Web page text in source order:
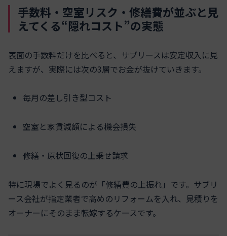
手数料・空室リスク・修繕費が並ぶと見
えてくる“隠れコスト”の実態
表面の手数料だけを比べると、サブリースは安定収入に見
えますが、実際には次の3層でお金が抜けていきます。
毎月の差し引き型コスト
空室と家賃減額による機会損失
修繕・原状回復の上乗せ請求
特に現場でよく見るのが「修繕費の上振れ」です。サブリ
ース会社が指定業者で高めのリフォームを入れ、見積りを
オーナーにそのまま転嫁するケースです。